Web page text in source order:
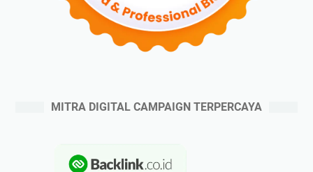
MITRA DIGITAL CAMPAIGN TERPERCAYA